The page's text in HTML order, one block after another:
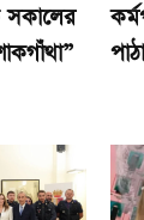
সকালের